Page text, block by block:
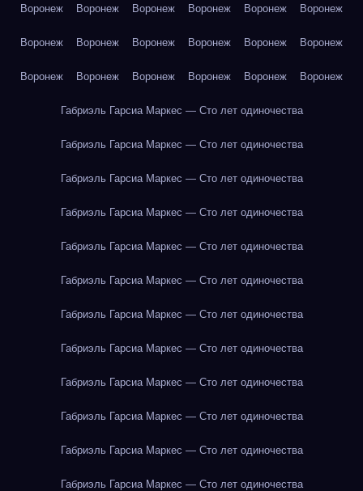
Воронеж Воронеж Воронеж Воронеж Воронеж Воронеж
Воронеж Воронеж Воронеж Воронеж Воронеж Воронеж
Воронеж Воронеж Воронеж Воронеж Воронеж Воронеж
Габриэль Гарсиа Маркес — Сто лет одиночества
Габриэль Гарсиа Маркес — Сто лет одиночества
Габриэль Гарсиа Маркес — Сто лет одиночества
Габриэль Гарсиа Маркес — Сто лет одиночества
Габриэль Гарсиа Маркес — Сто лет одиночества
Габриэль Гарсиа Маркес — Сто лет одиночества
Габриэль Гарсиа Маркес — Сто лет одиночества
Габриэль Гарсиа Маркес — Сто лет одиночества
Габриэль Гарсиа Маркес — Сто лет одиночества
Габриэль Гарсиа Маркес — Сто лет одиночества
Габриэль Гарсиа Маркес — Сто лет одиночества
Габриэль Гарсиа Маркес — Сто лет одиночества